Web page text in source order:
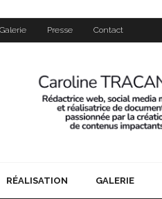
Galerie Presse Contact
RÉALISATION GALERIE